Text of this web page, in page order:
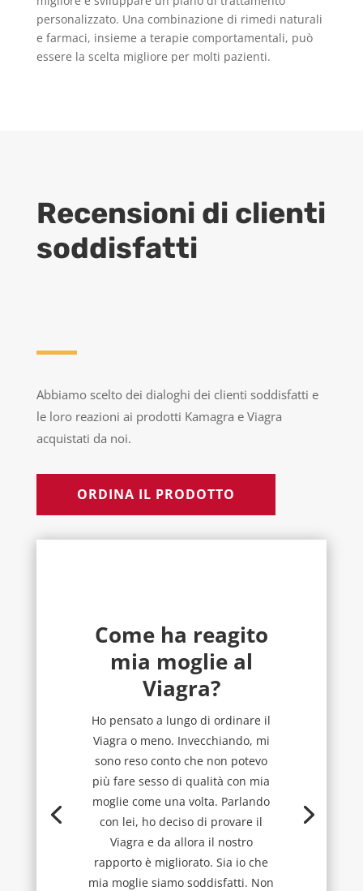
personalizzato. Una combinazione di rimedi naturali
e farmaci, insieme a terapie comportamentali, può
essere la scelta migliore per molti pazienti.
Recensioni di clienti
soddisfatti
Abbiamo scelto dei dialoghi dei clienti soddisfatti e
le loro reazioni ai prodotti Kamagra e Viagra
acquistati da noi.
ORDINA IL PRODOTTO
Come ha reagito
mia moglie al
Viagra?
Ho pensato a lungo di ordinare il
Viagra o meno. Invecchiando, mi
sono reso conto che non potevo
più fare sesso di qualità con mia
moglie come una volta. Parlando
con lei, ho deciso di provare il
Viagra e da allora il nostro
rapporto è migliorato. Sia io che
mia moglie siamo soddisfatti. Non